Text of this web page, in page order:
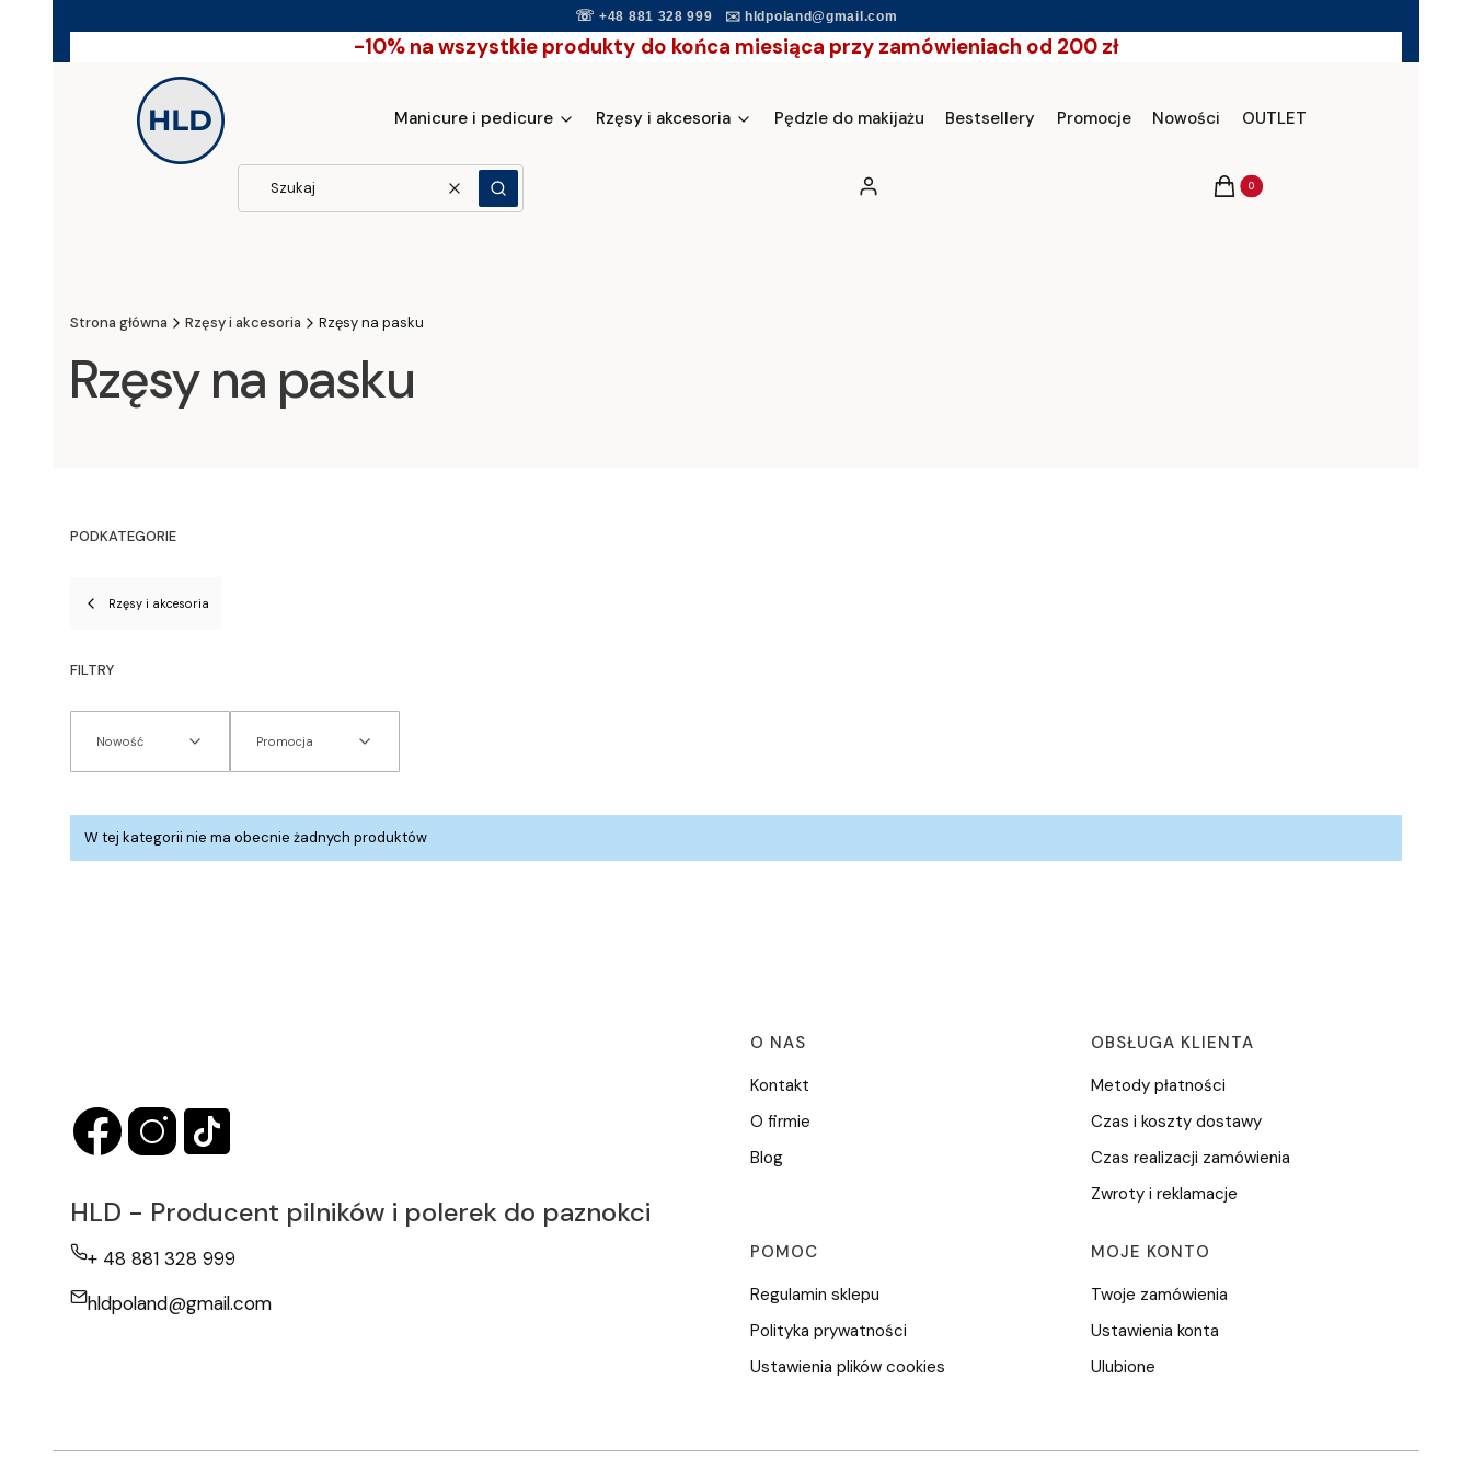
☏ +48 881 328 999 ✉️ hldpoland@gmail.com
-10% na wszystkie produkty do końca miesiąca przy zamówieniach od 200 zł
Manicure i pedicure Rzęsy i akcesoria Pędzle do makijażu Bestsellery Promocje Nowości OUTLET
WyczyśćSzukaj
Zaloguj się Produkty w koszyku: 0. Zobacz
Koszyk
Strona główna Rzęsy i akcesoria Rzęsy na pasku
Rzęsy na pasku
PODKATEGORIE
Rzęsy i akcesoria
FILTRY
Nowość Promocja
Lista produktów
W tej kategorii nie ma obecnie żadnych produktów
HLD - Producent pilników i polerek do paznokci
+ 48 881 328 999
hldpoland@gmail.com
Linki w stopce
O NAS
Kontakt
O firmie
Blog
OBSŁUGA KLIENTA
Metody płatności
Czas i koszty dostawy
Czas realizacji zamówienia
Zwroty i reklamacje
POMOC
Regulamin sklepu
Polityka prywatności
Ustawienia plików cookies
MOJE KONTO
Twoje zamówienia
Ustawienia konta
Ulubione